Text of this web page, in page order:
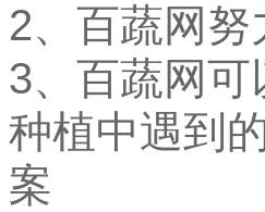
2、百蔬网
3、百蔬网
种植中遇到
案